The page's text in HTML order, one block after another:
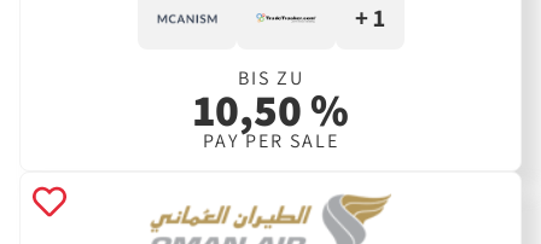
+ 1
BIS ZU
10,50 %
PAY PER SALE